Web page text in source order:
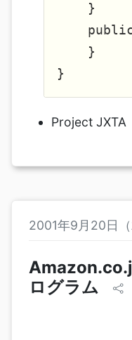
    }
    }
Project JXTA
2001年9月20日（
ログラム